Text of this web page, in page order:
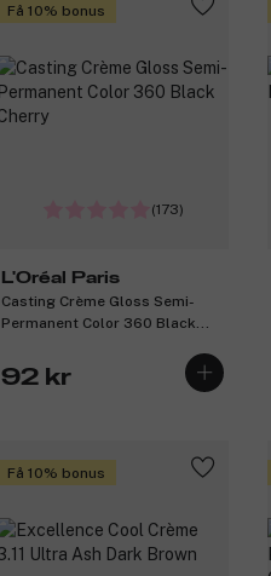
Få 10% bonus
(173)
L'Oréal Paris
Casting Crème Gloss Semi-
Permanent Color 360 Black
92 kr
Få 10% bonus